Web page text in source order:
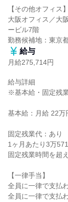
【その他オフィス】
大阪オフィス／大
ービル7階
勤務候補地：東京
給与
月給275,714円
給与詳細
※基本給・固定残
基本給：月給 22万
固定残業代：あり
1ヶ月あたり3万
固定残業時間を超
【一律手当】
全員に一律で支払
全員に一律で支払